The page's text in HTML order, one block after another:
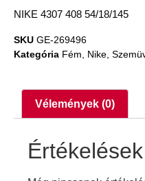
NIKE 4307 408 54/18/145
SKU GE-269496
Kategória Fém Nike
Vélemények (0)
Értékelések